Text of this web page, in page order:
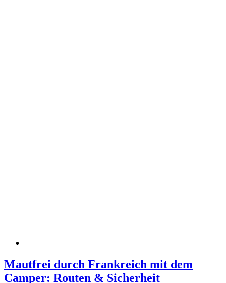
Mautfrei durch Frankreich mit dem
Camper: Routen & Sicherheit